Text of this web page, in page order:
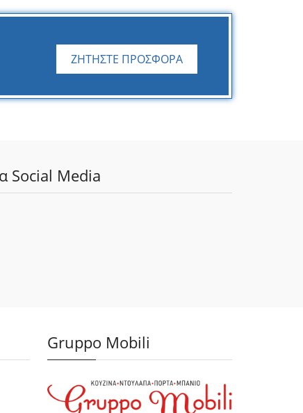
ΖΗΤΗΣΤΕ ΠΡΟΣΦΟΡΑ
Social Media
Gruppo Mobili